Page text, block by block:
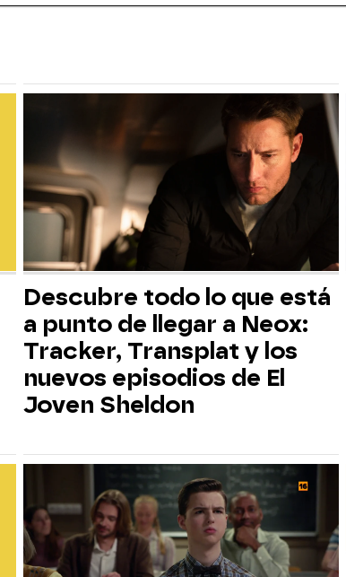
Descubre todo lo que está
a punto de llegar a Neox:
Tracker, Transplat y los
nuevos episodios de El
Joven Sheldon